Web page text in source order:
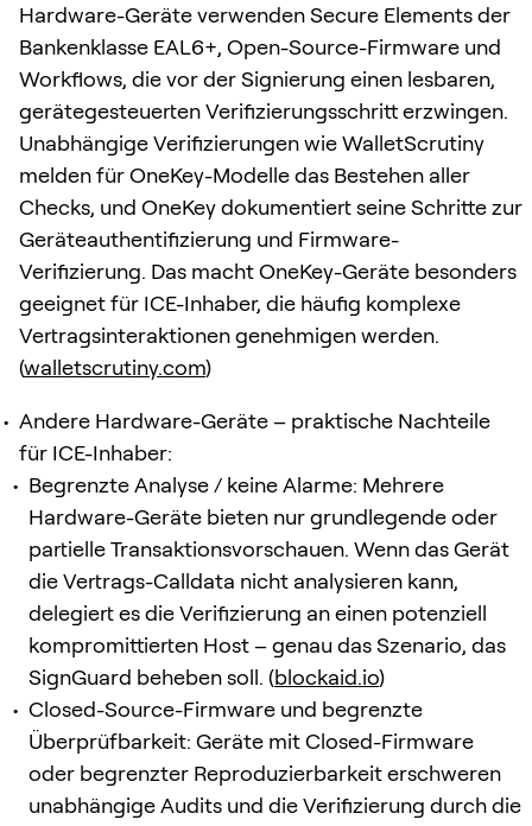
Hardware-Geräte verwenden Secure Elements der
Bankenklasse EAL6+, Open-Source-Firmware und
Workflows, die vor der Signierung einen lesbaren,
gerätegesteuerten Verifizierungsschritt erzwingen.
Unabhängige Verifizierungen wie WalletScrutiny
melden für OneKey-Modelle das Bestehen aller
Checks, und OneKey dokumentiert seine Schritte zur
Geräteauthentifizierung und Firmware-
Verifizierung. Das macht OneKey-Geräte besonders
geeignet für ICE-Inhaber, die häufig komplexe
Vertragsinteraktionen genehmigen werden.
(walletscrutiny.com)
Andere Hardware-Geräte – praktische Nachteile
für ICE-Inhaber:
Begrenzte Analyse / keine Alarme: Mehrere
Hardware-Geräte bieten nur grundlegende oder
partielle Transaktionsvorschauen. Wenn das Gerät
die Vertrags-Calldata nicht analysieren kann,
delegiert es die Verifizierung an einen potenziell
kompromittierten Host – genau das Szenario, das
SignGuard beheben soll. (blockaid.io)
Closed-Source-Firmware und begrenzte
Überprüfbarkeit: Geräte mit Closed-Firmware
oder begrenzter Reproduzierbarkeit erschweren
unabhängige Audits und die Verifizierung durch die